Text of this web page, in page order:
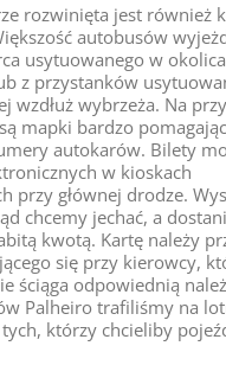
rozwinięta jest również
autobusów
usytuowanego w
z przystanków
wzdłuż wybrzeża. Na
mapki bardzo
autokarów. Bilety
w kioskach
przy głównej drodze.
chcemy jechać, a
kwotą. Kartę należy
się przy kierowcy,
ściąga odpowiednią
Palheiro trafiliśmy na
którzy chcieliby